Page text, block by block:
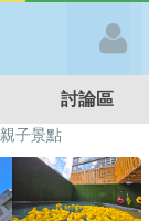
討論區
子景點
湯SPA